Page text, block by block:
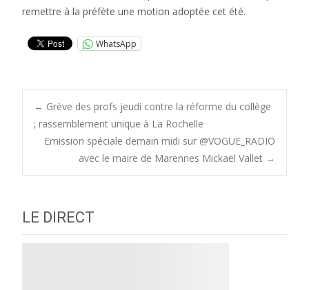
remettre à la préfète une motion adoptée cet été.
WhatsApp
Post
navigation
← Grève des profs jeudi contre la réforme du collège
; rassemblement unique à La Rochelle
Emission spéciale demain midi sur @VOGUE_RADIO
avec le maire de Marennes Mickaël Vallet →
LE DIRECT